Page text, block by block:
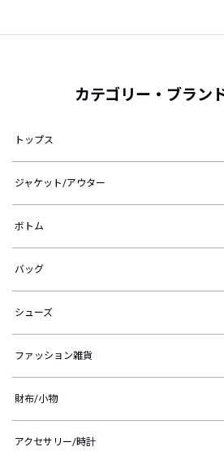
カテゴリー・ブラン
トップス
ジャケット/アウター
ボトム
バッグ
シューズ
ファッション雑貨
財布/小物
アクセサリー/時計